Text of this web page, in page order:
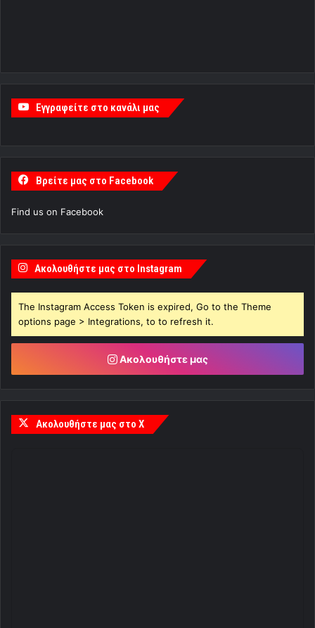
Εγγραφείτε στο κανάλι μας
Βρείτε μας στο Facebook
Find us on Facebook
Ακολουθήστε μας στο Instagram
The Instagram Access Token is expired, Go to the Theme
options page > Integrations, to to refresh it.
Ακολουθήστε μας
Ακολουθήστε μας στο X